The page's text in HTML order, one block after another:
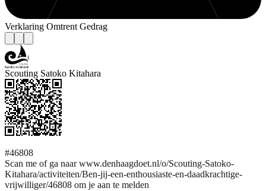
Verklaring Omtrent Gedrag
Scouting Satoko Kitahara
#46808
Scan me of ga naar www.denhaagdoet.nl/o/Scouting-Satoko-
Kitahara/activiteiten/Ben-jij-een-enthousiaste-en-daadkrachtige-
vrijwilliger/46808 om je aan te melden